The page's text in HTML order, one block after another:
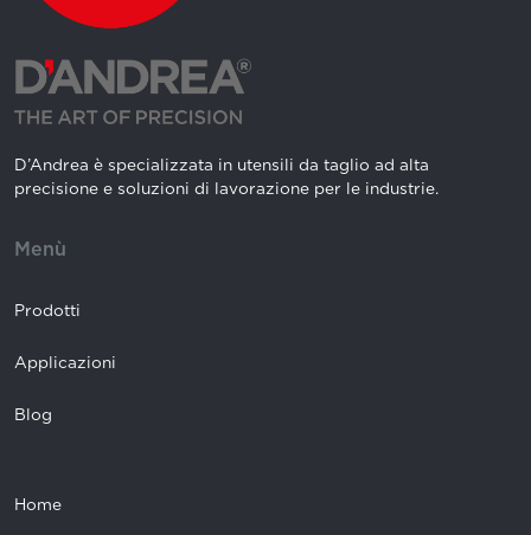
D’Andrea è specializzata in utensili da taglio ad alta
precisione e soluzioni di lavorazione per le industrie.
Menù
Prodotti
Applicazioni
Blog
Home